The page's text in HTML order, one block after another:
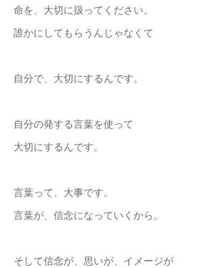
命を、大切に扱ってください。
誰かにしてもらうんじゃなくて
自分で、大切にするんです。
自分の発する言葉を使って
大切にするんです。
言葉って、大事です。
言葉が、信念になっていくから。
そして信念が、思いが、イメージが